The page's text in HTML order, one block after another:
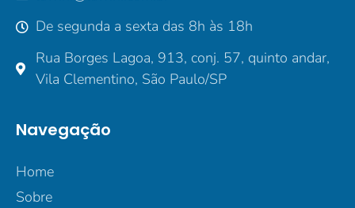
De segunda a sexta das 8h às 18h
Rua Borges Lagoa, 913, conj. 57, quinto andar,
Vila Clementino, São Paulo/SP
Navegação
Home
Sobre